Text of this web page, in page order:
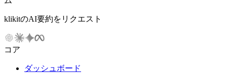
klikitのAI要約をリクエスト
コア
ダッシュボード